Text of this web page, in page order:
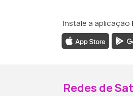
Instale a aplicação
Redes de